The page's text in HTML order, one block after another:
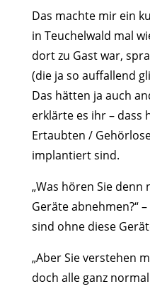
Das machte mir ein
in Teuchelwald mal
dort zu Gast war,
(die ja so auffallend
Das hätten ja auch
erklärte es ihr – dass
Ertaubten /
implantiert sind.
„Was hören Sie denn
Geräte abnehmen?“
sind ohne diese
„Aber Sie verstehen
doch alle ganz